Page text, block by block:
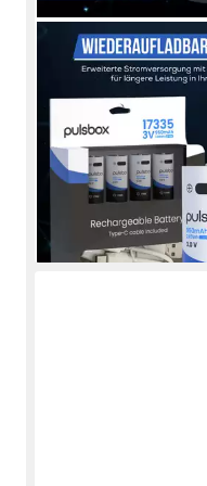
PULSBOX
RCR123A Akku Li-
950mAh USB-C
Akku, - passend für
Geräte
27,90 €
lieferbar - in 2-3